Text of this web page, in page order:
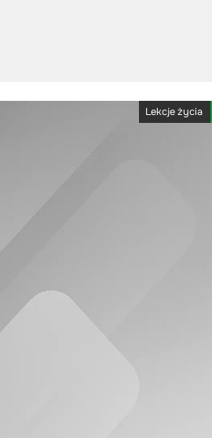
Lekcje życia